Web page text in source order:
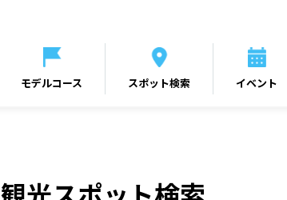
モデルコース スポット検索 イベント